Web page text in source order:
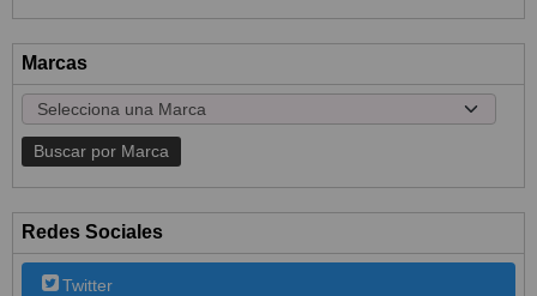
Marcas
Redes Sociales
Twitter